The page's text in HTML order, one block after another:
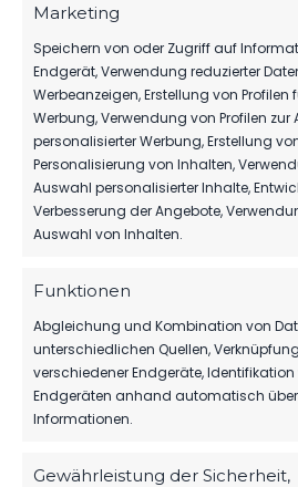
Marketing
Speichern von oder Zugriff auf
Endgerät, Verwendung reduzierter
Werbeanzeigen, Erstellung von Profilen
Werbung, Verwendung von Profilen zur
personalisierter Werbung, Erstellung
Personalisierung von Inhalten,
Auswahl personalisierter Inhalte,
Verbesserung der Angebote,
Auswahl von Inhalten.
Funktionen
Abgleichung und Kombination von
unterschiedlichen Quellen, Verknüpfung
verschiedener Endgeräte, Identifikation
Endgeräten anhand automatisch
Informationen.
Gewährleistung der Sicherheit,
FSV 63 LUCKENWALDE
E.V.
Luckenwalde.
SEIT
1963
ZUHAUSE